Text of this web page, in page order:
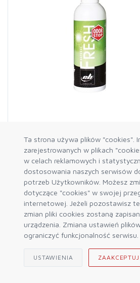
Ta strona używa plików "cookies".
zarejestrowanych w plikach
w celach reklamowych i
dostosowania naszych serwisów
potrzeb Użytkowników. Możesz
dotyczące "cookies" w swojej
internetowej. Jeżeli pozostawisz
zmian pliki cookies zostaną
urządzenia. Zmiana ustawień
ograniczyć funkcjonalność serwisu.
USTAWIENIA
EB
Sprej
85,00 zł 47,99
DO KOSZYKA